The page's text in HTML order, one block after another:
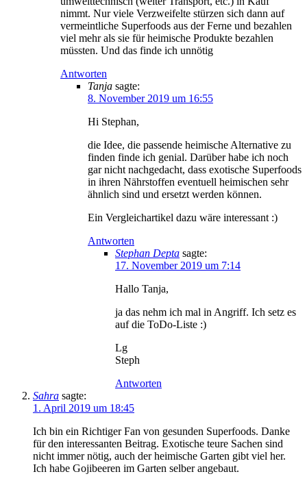
nimmt. Nur viele Verzweifelte stürzen sich dann auf
vermeintliche Superfoods aus der Ferne und bezahlen
viel mehr als sie für heimische Produkte bezahlen
müssten. Und das finde ich unnötig
Antworten
Tanja sagte:
8. November 2019 um 16:55
Hi Stephan,
die Idee, die passende heimische Alternative zu
finden finde ich genial. Darüber habe ich noch
gar nicht nachgedacht, dass exotische Superfoods
in ihren Nährstoffen eventuell heimischen sehr
ähnlich sind und ersetzt werden können.
Ein Vergleichartikel dazu wäre interessant :)
Antworten
Stephan Depta sagte:
17. November 2019 um 7:14
Hallo Tanja,
ja das nehm ich mal in Angriff. Ich setz es
auf die ToDo-Liste :)
Lg
Steph
Antworten
Sahra sagte:
1. April 2019 um 18:45
Ich bin ein Richtiger Fan von gesunden Superfoods. Danke
für den interessanten Beitrag. Exotische teure Sachen sind
nicht immer nötig, auch der heimische Garten gibt viel her.
Ich habe Gojibeeren im Garten selber angebaut.